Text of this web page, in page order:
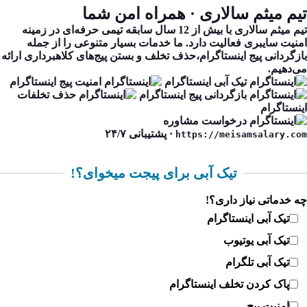
میثم سالاری· همراه امن شما
تیم میثم سالاری با بیش از 12 سال سابقه تیمی حرفه‌ای در زمینه
سایبری فعالیت دارد. ما خدمات بسیار متنوعی را از جمله
پیج اینستاگرام،حذف تخلف و بستن پیج‌های کلاهبرداری ارائه
تیک آبی اینستاگرام
امنیت پیج اینستاگرام
بازگردانی پیج اینستاگرام
حذف تخلفات
درخواست مشاوره
https://· پشتیبانی ۲۴/۷
تیک آبی برای پیجت میخوای؟!
خدماتی نیاز داری؟!
تیک آبی اینستاگرام
تیک آبی یوتیوب
تیک آبی تلگرام
پاک کردن تخلف اینستاگرام